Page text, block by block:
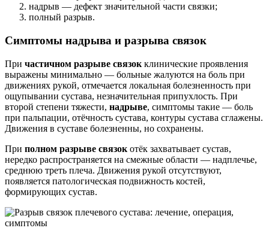
надрыв — дефект значительной части связки;
полный разрыв.
Симптомы надрыва и разрыва связок
При частичном разрыве связок клинические проявления
выражены минимально — больные жалуются на боль при
движениях рукой, отмечается локальная болезненность при
ощупывании сустава, незначительная припухлость. При
второй степени тяжести, надрыве, симптомы такие — боль
при пальпации, отёчность сустава, контуры сустава сглажены.
Движения в суставе болезненны, но сохранены.
При полном разрыве связок отёк захватывает сустав,
нередко распространяется на смежные области — надплечье,
среднюю треть плеча. Движения рукой отсутствуют,
появляется патологическая подвижность костей,
формирующих сустав.